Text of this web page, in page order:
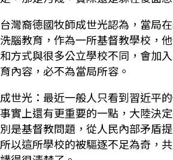
台灣裔德國牧師成世光認為，當局
洗腦教育，作為一所基督教學校，
和方式與很多公立學校不同，會加
育內容，必不為當局所容。
成世光：最近一般人只看到習近平
事實上還有更重要的一點，大陸決
別是基督教問題，從人民內部矛盾
所以這所學校的被驅逐不足為奇，